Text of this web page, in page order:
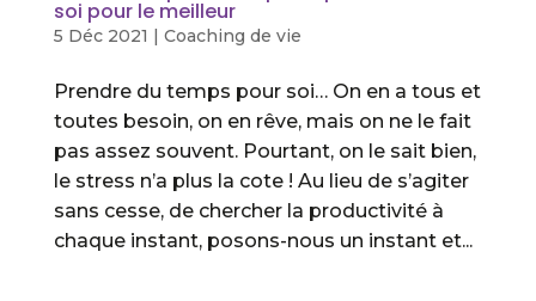
soi pour le meilleur
5 Déc 2021 | Coaching de vie
Prendre du temps pour soi… On en a tous et
toutes besoin, on en rêve, mais on ne le fait
pas assez souvent. Pourtant, on le sait bien,
le stress n’a plus la cote ! Au lieu de s’agiter
sans cesse, de chercher la productivité à
chaque instant, posons-nous un instant et...